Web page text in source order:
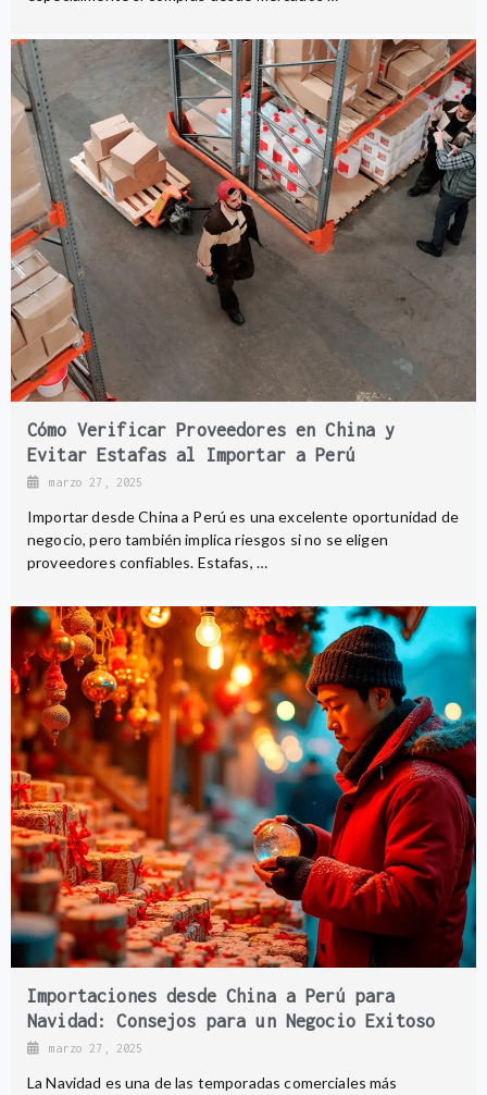
Cómo Verificar Proveedores en China y
Evitar Estafas al Importar a Perú
marzo 27, 2025
Importar desde China a Perú es una excelente oportunidad de
negocio, pero también implica riesgos si no se eligen
proveedores confiables. Estafas, …
Importaciones desde China a Perú para
Navidad: Consejos para un Negocio Exitoso
marzo 27, 2025
La Navidad es una de las temporadas comerciales más